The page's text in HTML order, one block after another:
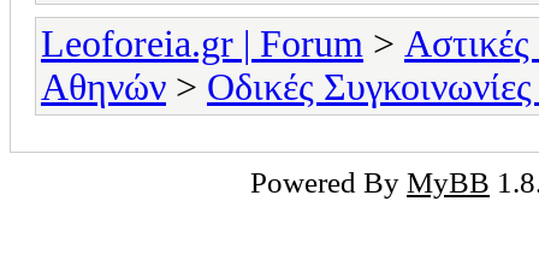
Leoforeia.gr | Forum > Αστικές
Αθηνών > Οδικές
Powered By MyBB